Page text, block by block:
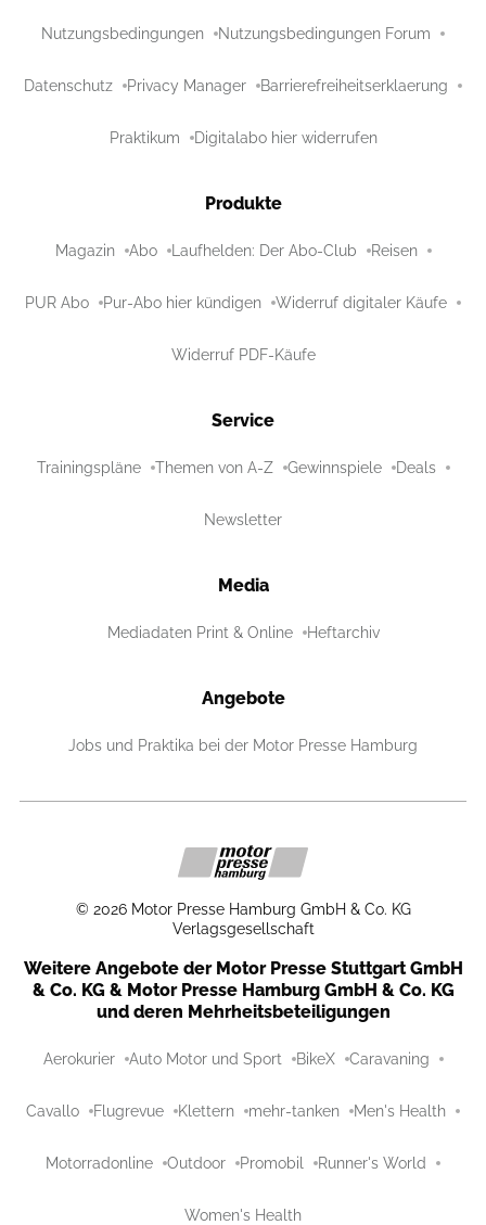
Nutzungsbedingungen Nutzungsbedingungen Forum
Datenschutz Privacy Manager Barrierefreiheitserklaerung
Praktikum Digitalabo hier widerrufen
Produkte
Magazin Abo Laufhelden: Der Abo-Club Reisen
PUR Abo Pur-Abo hier kündigen Widerruf digitaler Käufe
Widerruf PDF-Käufe
Service
Trainingspläne Themen von A-Z Gewinnspiele Deals
Newsletter
Media
Mediadaten Print & Online Heftarchiv
Angebote
Jobs und Praktika bei der Motor Presse Hamburg
© 2026 Motor Presse Hamburg GmbH & Co. KG
Verlagsgesellschaft
Weitere Angebote der Motor Presse Stuttgart GmbH
& Co. KG & Motor Presse Hamburg GmbH & Co. KG
und deren Mehrheitsbeteiligungen
Aerokurier Auto Motor und Sport BikeX Caravaning
Cavallo Flugrevue Klettern mehr-tanken Men's Health
Motorradonline Outdoor Promobil Runner's World
Women's Health